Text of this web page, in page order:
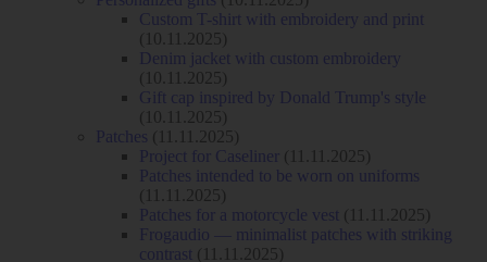
Custom T-shirt with embroidery and print
(10.11.2025)
Denim jacket with custom embroidery
(10.11.2025)
Gift cap inspired by Donald Trump's style
(10.11.2025)
Patches (11.11.2025)
Project for Caseliner
(11.11.2025)
Patches intended to be worn on uniforms
(11.11.2025)
Patches for a motorcycle vest (11.11.2025)
Frogaudio — minimalist patches with striking
contrast (11.11.2025)